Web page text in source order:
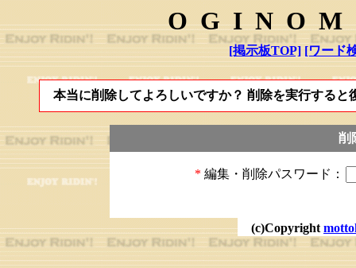
[掲示板TOP] [ワード
本当に削除してよろしいですか？ 削除を実行する
削
* 編集・削除パスワード：
(c)Copyright